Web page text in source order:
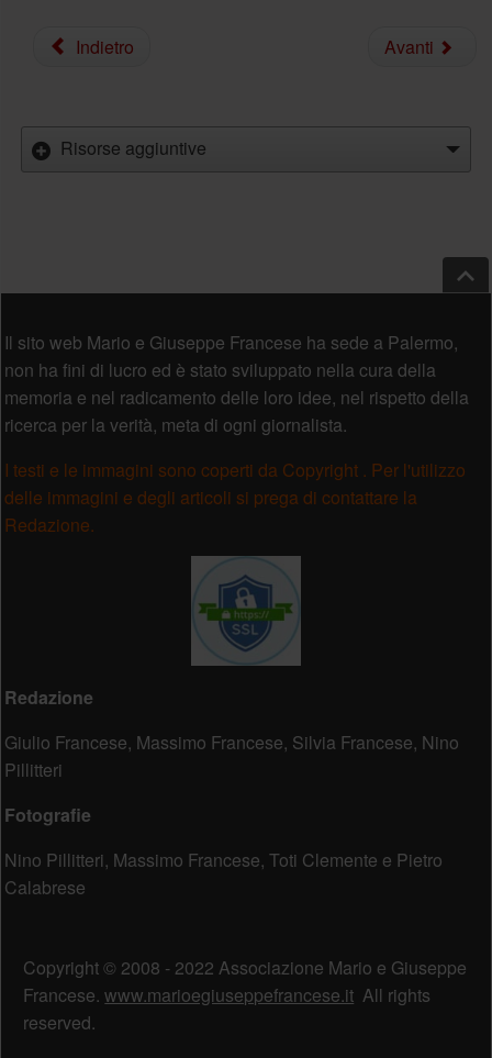
Indietro Avanti
Risorse aggiuntive
Il sito web Mario e Giuseppe Francese ha sede a Palermo,
non ha fini di lucro ed è stato sviluppato nella cura della
memoria e nel radicamento delle loro idee, nel rispetto della
ricerca per la verità, meta di ogni giornalista.
I testi e le immagini sono coperti da Copyright . Per l'utilizzo
delle immagini e degli articoli si prega di contattare la
Redazione.
Redazione
Giulio Francese, Massimo Francese, Silvia Francese, Nino
Pillitteri
Fotografie
Nino Pillitteri, Massimo Francese, Toti Clemente e Pietro
Calabrese
Copyright © 2008 - 2022 Associazione Mario e Giuseppe
Francese.www.marioegiuseppefrancese.it All rights
reserved.